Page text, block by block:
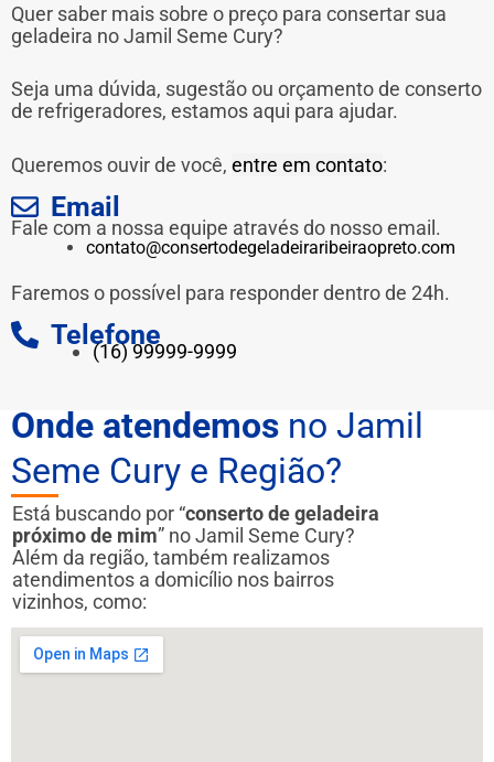
Quer saber mais sobre o preço para consertar sua
geladeira no Jamil Seme Cury?
Seja uma dúvida, sugestão ou orçamento de conserto
de refrigeradores, estamos aqui para ajudar.
Queremos ouvir de você, entre em contato:
Email
Fale com a nossa equipe através do nosso email.
contato@consertodegeladeiraribeiraopreto.com
Faremos o possível para responder dentro de 24h.
Telefone
(16) 99999-9999
Onde atendemos no Jamil
Seme Cury e Região?
Está buscando por “conserto de geladeira
próximo de mim” no Jamil Seme Cury?
Além da região, também realizamos
atendimentos a domicílio nos bairros
vizinhos, como: